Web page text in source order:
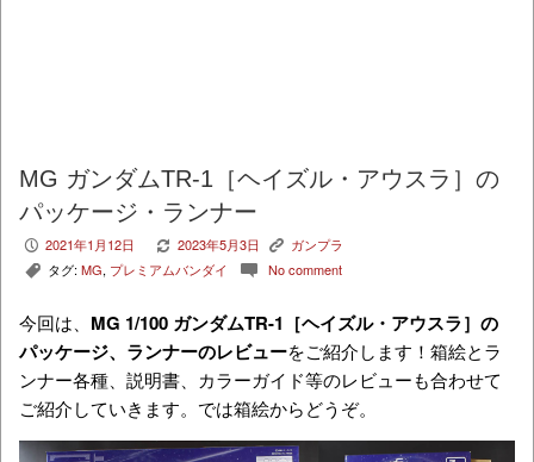
MG ガンダムTR-1［ヘイズル・アウスラ］の
パッケージ・ランナー
P 2021年1月12日 V 2023年5月3日 K ガンプラ
, タグ: MG, プレミアムバンダイ c No comment
今回は、 MG 1/100 ガンダムTR-1［ヘイズル・アウスラ］ の
パッケージ、ランナーのレビューをご紹介します！箱絵とラ
ンナー各種、説明書、カラーガイド等のレビューも合わせて
ご紹介していきます。では箱絵からどうぞ。